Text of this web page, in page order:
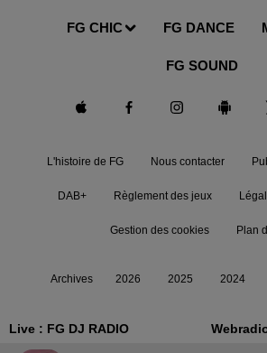
Live : FG DJ RADIO
FG CHIC FG DANCE
FG SOUND
L'histoire de FG Nous contacter
DAB+ Règlement des jeux
Gestion des cookies Plan
Archives 2026 2025 2024